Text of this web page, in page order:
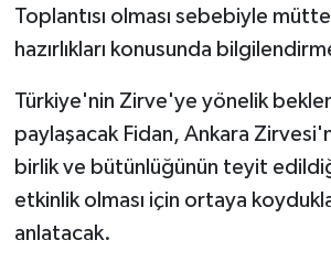
Toplantısı olması sebebiyle
hazırlıkları konusunda
Türkiye'nin Zirve'ye yönelik
paylaşacak Fidan, Ankara
birlik ve bütünlüğünün teyit
etkinlik olması için ortaya
anlatacak.